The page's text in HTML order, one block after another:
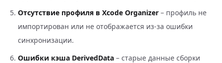
Отсутствие профиля в Xcode Organizer – профиль не
импортирован или не отображается из-за ошибки
синхронизации.
Ошибки кэша DerivedData – старые данные сборки